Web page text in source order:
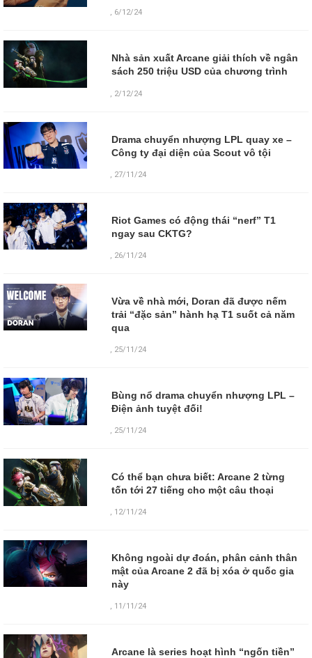
, 6/12/24
Nhà sản xuất Arcane giải thích về ngân
sách 250 triệu USD của chương trình
2/12/24
Drama chuyển nhượng LPL quay xe –
Công ty đại diện của Scout vô tội
, 27/11/24
Riot Games có động thái “nerf” T1
ngay sau CKTG?
, 26/11/24
Vừa về nhà mới, Doran đã được nếm
trải “đặc sản” hành hạ T1 suốt cả năm
qua
, 25/11/24
Bùng nổ drama chuyển nhượng LPL –
Điện ảnh tuyệt đối!
, 25/11/24
Có thể bạn chưa biết: Arcane 2 từng
tốn tới 27 tiếng cho một câu thoại
, 12/11/24
Không ngoài dự đoán, phân cảnh thân
mật của Arcane 2 đã bị xóa ở quốc gia
này
, 11/11/24
Arcane là series hoạt hình “ngốn tiền”